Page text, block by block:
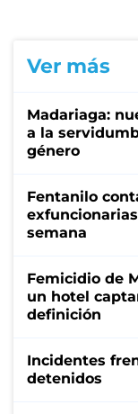
Ver más
Madariaga:
a la
género
Fentanilo
semana
Femicidio de
un hotel
definición
Incidentes
detenidos